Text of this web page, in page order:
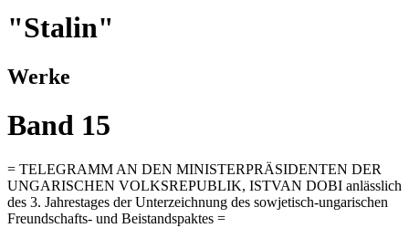
"Stalin"
Werke
Band 15
= TELEGRAMM AN DEN MINISTERPRÄSIDENTEN DER
UNGARISCHEN VOLKSREPUBLIK, ISTVAN DOBI anlässlich
des 3. Jahrestages der Unterzeichnung des sowjetisch-ungarischen
Freundschafts- und Beistandspaktes =